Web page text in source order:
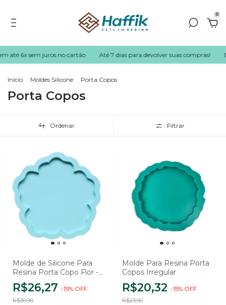
0
até 6x sem juros no cartão Até 7 dias para devolver suas compras!
Início . Moldes Silicone . Porta Copos
Porta Copos
Ordenar Filtrar
Molde de Silicone Para
Resina Porta Copo Flor - 1
Cavidade
R$26,27 -15% OFF
R$30,90
Molde Para Resina Porta
Copos Irregular
R$20,32 -15% OFF
R$23,90